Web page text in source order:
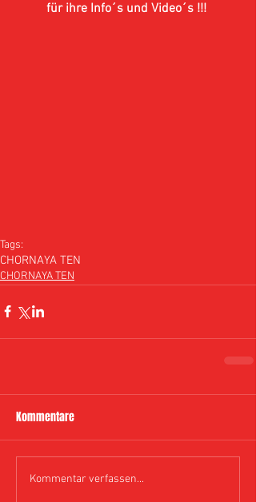
für ihre Info´s und Video´s !!!
Tags:
CHORNAYA TEN
CHORNAYA TEN
Kommentare
Kommentar verfassen...